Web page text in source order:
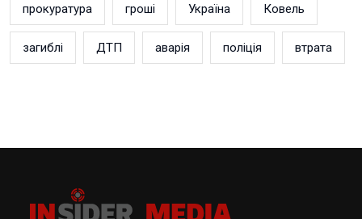
прокуратура гроші Україна Ковель
загиблі ДТП аварія поліція втрата